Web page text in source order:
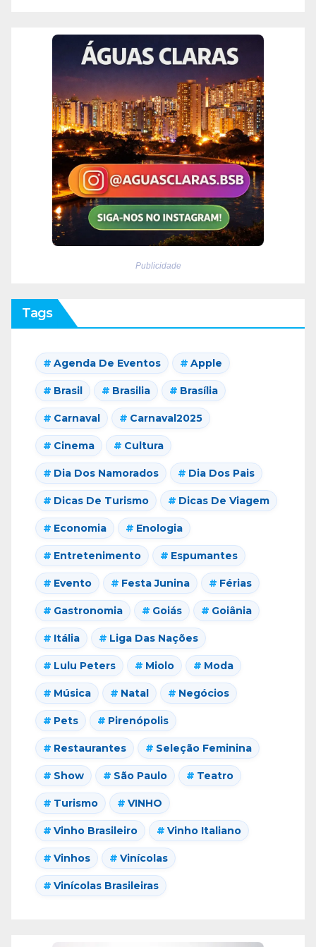
Publicidade
Tags
Agenda De Eventos Apple
Brasil Brasilia Brasília
Carnaval Carnaval2025
Cinema Cultura
Dia Dos Namorados Dia Dos Pais
Dicas De Turismo Dicas De Viagem
Economia Enologia
Entretenimento Espumantes
Evento Festa Junina Férias
Gastronomia Goiás Goiânia
Itália Liga Das Nações
Lulu Peters Miolo Moda
Música Natal Negócios
Pets Pirenópolis
Restaurantes Seleção Feminina
Show São Paulo Teatro
Turismo VINHO
Vinho Brasileiro Vinho Italiano
Vinhos Vinícolas
Vinícolas Brasileiras